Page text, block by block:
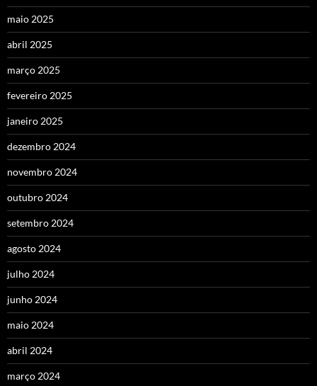
maio 2025
abril 2025
março 2025
fevereiro 2025
janeiro 2025
dezembro 2024
novembro 2024
outubro 2024
setembro 2024
agosto 2024
julho 2024
junho 2024
maio 2024
abril 2024
março 2024